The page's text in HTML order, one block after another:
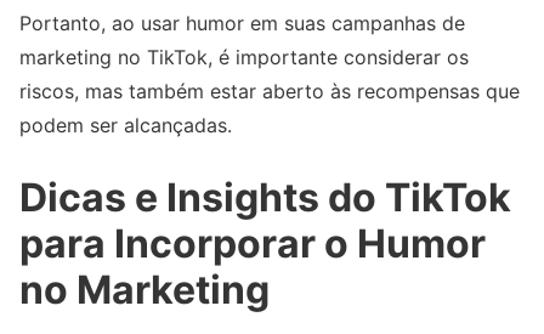
Portanto, ao usar humor em suas campanhas de
marketing no TikTok, é importante considerar os
riscos, mas também estar aberto às recompensas que
podem ser alcançadas.
Dicas e Insights do TikTok
para Incorporar o Humor
no Marketing